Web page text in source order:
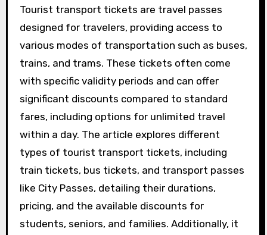
Tourist transport tickets are travel passes
designed for travelers, providing access to
various modes of transportation such as buses,
trains, and trams. These tickets often come
with specific validity periods and can offer
significant discounts compared to standard
fares, including options for unlimited travel
within a day. The article explores different
types of tourist transport tickets, including
train tickets, bus tickets, and transport passes
like City Passes, detailing their durations,
pricing, and the available discounts for
students, seniors, and families. Additionally, it